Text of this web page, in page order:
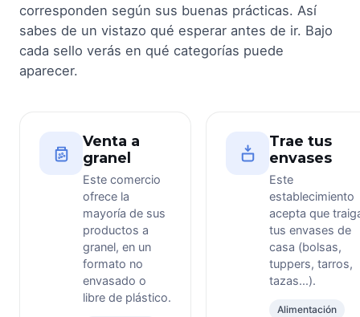
corresponden según sus buenas prácticas. Así
sabes de un vistazo qué esperar antes de ir. Bajo
cada sello verás en qué categorías puede
aparecer.
Venta a
granel
Este comercio
ofrece la
mayoría de sus
productos a
granel, en un
formato no
envasado o
libre de plástico.
Trae tus
envases
Este
establecimiento
acepta que
tus envases de
casa (bolsas,
tuppers, tarros,
tazas...).
Alimentación